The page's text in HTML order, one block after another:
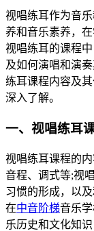
视唱练耳作为音
养和音乐素养，
视唱练耳的课程
及如何演唱和演
练耳课程内容及
深入了解。
一、视唱练耳
视唱练耳课程的
音程、调式等;视
习惯的形成，以
在中音阶梯音乐
乐历史和文化知